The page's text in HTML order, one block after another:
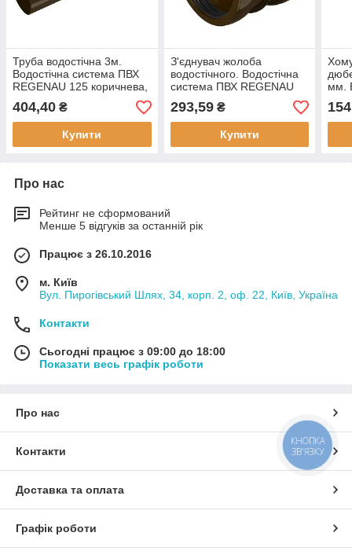
Труба водостічна 3м.
Водостічна система ПВХ
REGENAU 125 коричнева,
біла, графіт
404,40 ₴
Купити
З'єднувач жолоба
водостічного. Водостічна
система ПВХ REGENAU
125 коричнева, біла,
графіт
293,59₴
Купити
мм.
ПВХ
Про нас
Рейтинг не сформований
Менше 5 відгуків за останній рік
Працює з 26.10.2016
м. Київ
Вул. Пирогівський Шлях, 34, корп. 2, оф. 22, Київ, Україна
Контакти
Сьогодні працює з 09:00 до 18:00
Показати весь графік роботи
Про нас
Контакти
Доставка та оплата
Графік роботи
КНОПКА
ЗВ'ЯЗКУ